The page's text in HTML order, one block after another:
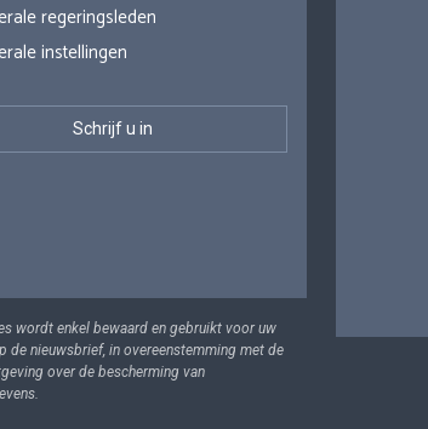
regeringsleden
instellingen
wordt enkel bewaard en gebruikt voor uw
de nieuwsbrief, in overeenstemming met de
over de bescherming van